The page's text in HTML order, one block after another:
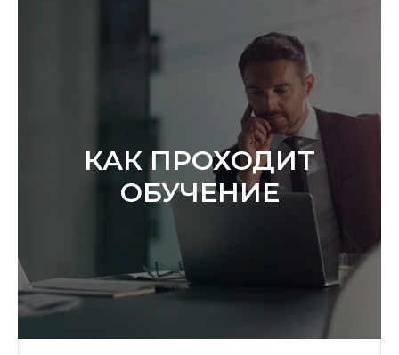
КАК ПРОХОДИТ
ОБУЧЕНИЕ